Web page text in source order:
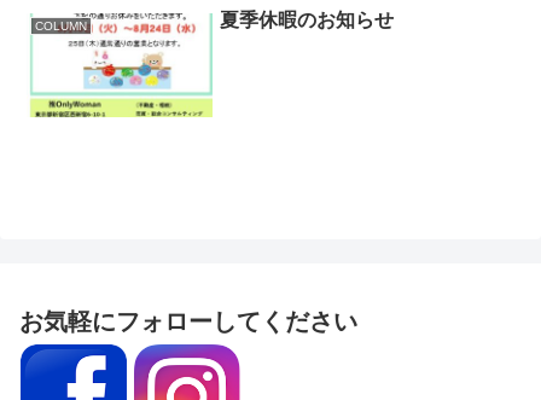
COLUMN 夏季休暇のお知らせ
お気軽にフォローしてください